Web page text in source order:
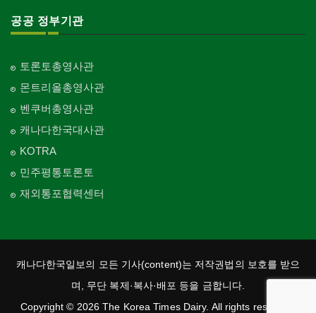
공공 정부기관
토론토총영사관
몬트리올총영사관
벤쿠버총영사관
캐나다한국대사관
KOTRA
민주평통토론토
재외통포협력센터
캐나다한국일보의 모든 기사(content)는 저작권법의 보호를 받으
며, 무단 복제·복사·배포 등을 금합니다.
Copyright © 2026 The Korea Times Dairy. All rights reserved.